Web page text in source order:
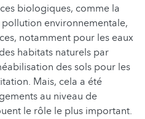
biologiques, comme la
environnementale,
notamment pour les eaux
habitats naturels par
des sols pour les
Mais, cela a été
au niveau de
le rôle le plus important.